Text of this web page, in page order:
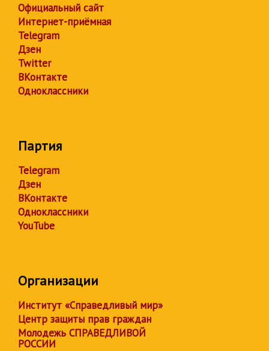
Официальный сайт
Интернет-приёмная
Telegram
Дзен
Twitter
ВКонтакте
Одноклассники
Партия
Telegram
Дзен
ВКонтакте
Одноклассники
YouTube
Организации
Институт «Справедливый мир»
Центр защиты прав граждан
Молодежь СПРАВЕДЛИВОЙ
РОССИИ